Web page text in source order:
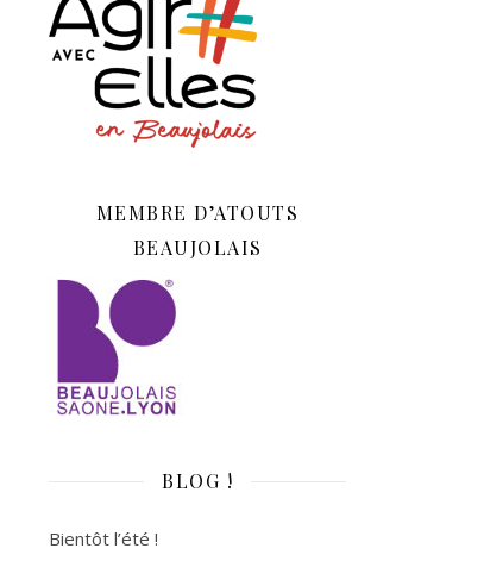
MEMBRE D’ATOUTS
BEAUJOLAIS
BLOG !
Bientôt l’été !